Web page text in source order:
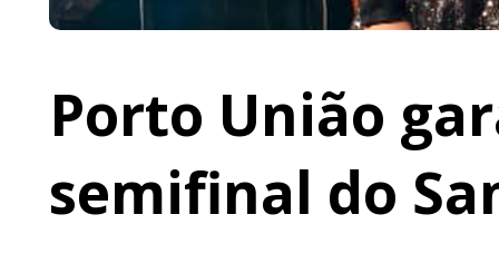
Porto União
semifinal do